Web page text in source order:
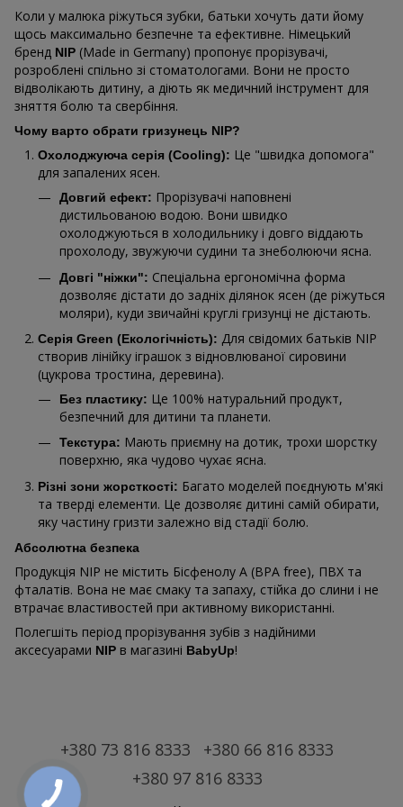
Коли у малюка ріжуться зубки, батьки хочуть дати йому
щось максимально безпечне та ефективне. Німецький
бренд NIP (Made in Germany) пропонує прорізувачі,
розроблені спільно зі стоматологами. Вони не просто
відволікають дитину, а діють як медичний інструмент для
зняття болю та свербіння.
Чому варто обрати гризунець NIP?
Охолоджуюча серія (Cooling): Це "швидка допомога"
для запалених ясен.
Довгий ефект: Прорізувачі наповнені
дистильованою водою. Вони швидко
охолоджуються в холодильнику і довго віддають
прохолоду, звужуючи судини та знеболюючи ясна.
Довгі "ніжки": Спеціальна ергономічна форма
дозволяє дістати до задніх ділянок ясен (де ріжуться
моляри), куди звичайні круглі гризунці не дістають.
Серія Green (Екологічність): Для свідомих батьків NIP
створив лінійку іграшок з відновлюваної сировини
(цукрова тростина, деревина).
Без пластику: Це 100% натуральний продукт,
безпечний для дитини та планети.
Текстура: Мають приємну на дотик, трохи шорстку
поверхню, яка чудово чухає ясна.
Різні зони жорсткості: Багато моделей поєднують м'які
та тверді елементи. Це дозволяє дитині самій обирати,
яку частину гризти залежно від стадії болю.
Абсолютна безпека
Продукція NIP не містить Бісфенолу А (BPA free), ПВХ та
фталатів. Вона не має смаку та запаху, стійка до слини і не
втрачає властивостей при активному використанні.
Полегшіть період прорізування зубів з надійними
аксесуарами NIP в магазині BabyUp!
+380 73 816 8333
+380 66 816 8333
+380 97 816 8333